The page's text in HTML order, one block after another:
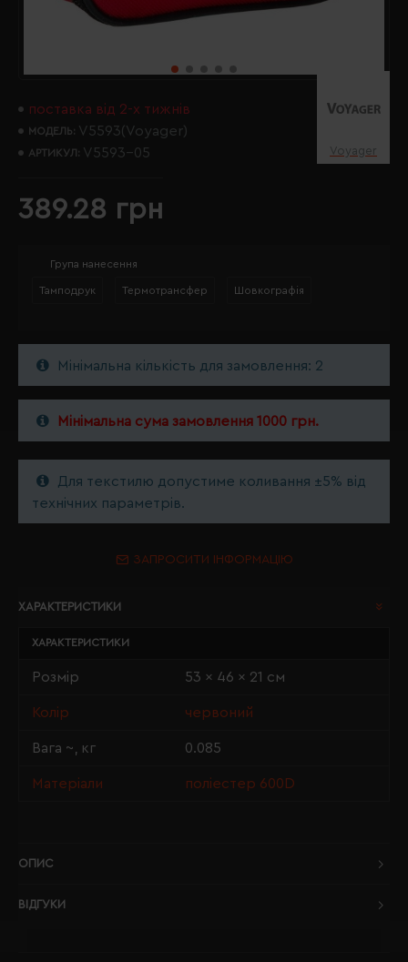
поставка від 2-х тижнів
МОДЕЛЬ: V5593(Voyager)
АРТИКУЛ: V5593-05 Voyager
389.28 грн
Група нанесення
Тамподрук Термотрансфер Шовкографія
Мінімальна кількість для замовлення: 2
Мінімальна сума замовлення 1000 грн.
Для текстилю допустиме коливання ±5% від
технічних параметрів.
ЗАПРОСИТИ ІНФОРМАЦІЮ
ХАРАКТЕРИСТИКИ
ХАРАКТЕРИСТИКИ
Розмір 53 x 46 x 21 см
Колір червоний
Вага ~, кг 0.085
Матеріали поліестер 600D
ОПИС
ВІДГУКИ